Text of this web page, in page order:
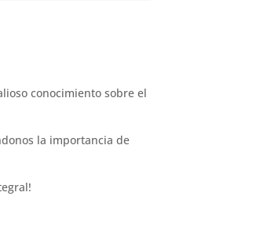
conocimiento sobre el
la importancia de